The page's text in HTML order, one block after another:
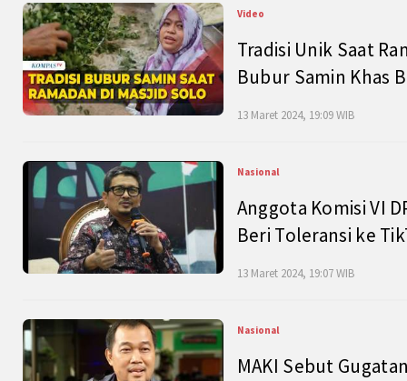
Video
Tradisi Unik Saat
Bubur Samin Khas
13 Maret 2024, 19:09 WIB
Nasional
Anggota Komisi VI
Beri Toleransi ke
13 Maret 2024, 19:07 WIB
Nasional
MAKI Sebut